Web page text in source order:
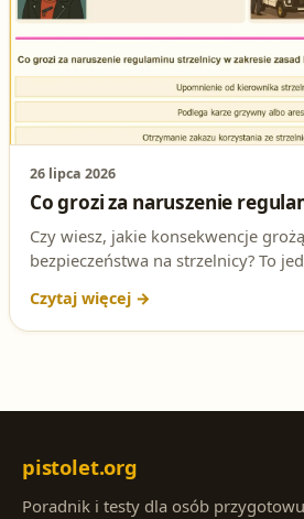
26 lipca 2026
Co grozi za naruszenie
Czy wiesz, jakie konsekwencje
bezpieczeństwa na strzelnicy? To
poprawną odpowiedź i jej podstawę
pistolet.org
Poradnik i testy dla osób